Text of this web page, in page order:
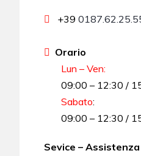
+39
Orario
Lun – Ven:
09:00 – 12:30 /
Sabato:
09:00 – 12:30 /
Sevice –